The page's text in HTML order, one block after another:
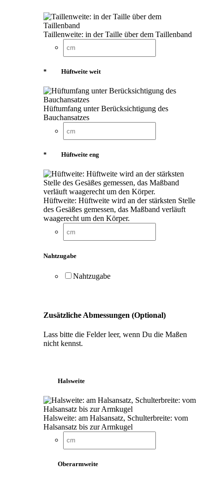
Taillenweite: in der Taille über dem Taillenband
* Hüftweite weit
Hüftumfang unter Berücksichtigung des
Bauchansatzes
* Hüftweite eng
Hüftweite: Hüftweite wird an der stärksten Stelle
des Gesäßes gemessen, das Maßband verläuft
waagerecht um den Körper.
Nahtzugabe
Nahtzugabe
Zusätzliche Abmessungen (Optional)
Lass bitte die Felder leer, wenn Du die Maßen
nicht kennst.
Halsweite
Halsweite: am Halsansatz, Schulterbreite: vom
Halsansatz bis zur Armkugel
Oberarmweite